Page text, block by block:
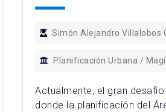
Simón Alejandro Villalobos
Planificación Urbana /
Actualmente, el gran
donde la planificación del